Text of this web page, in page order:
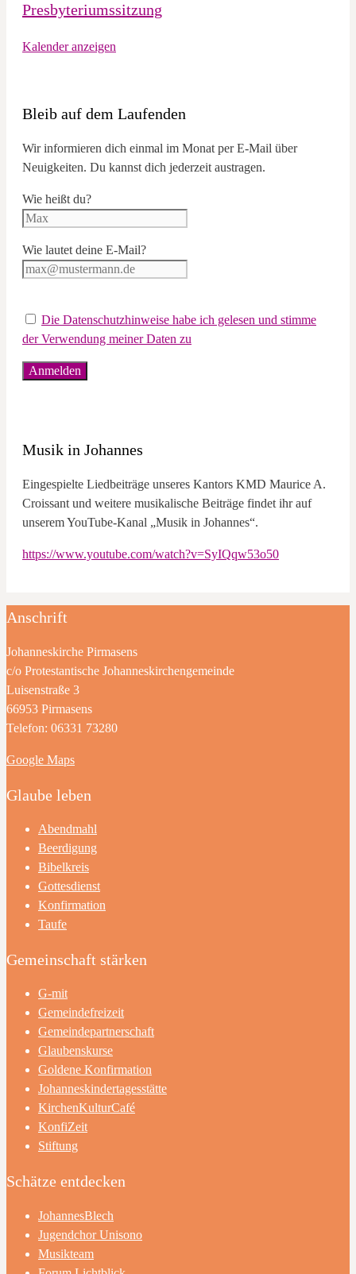
Presbyteriumssitzung
Kalender anzeigen
Bleib auf dem Laufenden
Wir informieren dich einmal im Monat per E-Mail über
Neuigkeiten. Du kannst dich jederzeit austragen.
Wie heißt du?
Wie lautet deine E-Mail?
Die Datenschutzhinweise habe ich gelesen und stimme
der Verwendung meiner Daten zu
Musik in Johannes
Eingespielte Liedbeiträge unseres Kantors KMD Maurice A.
Croissant und weitere musikalische Beiträge findet ihr auf
unserem YouTube-Kanal „Musik in Johannes“.
https://www.youtube.com/watch?v=SyIQqw53o50
Anschrift
Johanneskirche Pirmasens
c/o Protestantische Johanneskirchengemeinde
Luisenstraße 3
66953 Pirmasens
Telefon: 06331 73280
Google Maps
Glaube leben
Abendmahl
Beerdigung
Bibelkreis
Gottesdienst
Konfirmation
Taufe
Gemeinschaft stärken
G-mit
Gemeindefreizeit
Gemeindepartnerschaft
Glaubenskurse
Goldene Konfirmation
Johanneskindertagesstätte
KirchenKulturCafé
KonfiZeit
Stiftung
Schätze entdecken
JohannesBlech
Jugendchor Unisono
Musikteam